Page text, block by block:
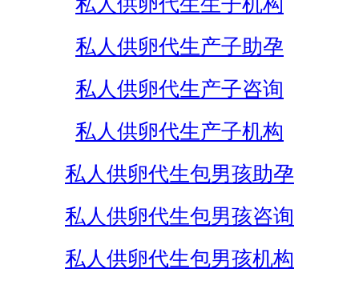
私人供卵代生产子助孕
私人供卵代生产子咨询
私人供卵代生产子机构
私人供卵代生包男孩助孕
私人供卵代生包男孩咨询
私人供卵代生包男孩机构